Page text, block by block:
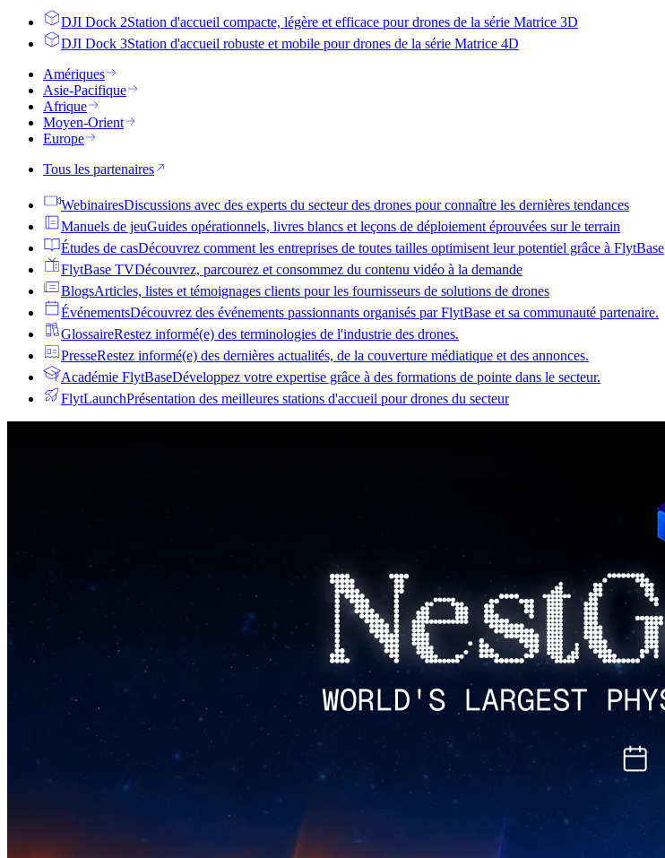
DJI Dock 2Station d'accueil compacte, légère et efficace pour drones de la série Matrice 3D
DJI Dock 3Station d'accueil robuste et mobile pour drones de la série Matrice 4D
Amériques
Asie-Pacifique
Afrique
Moyen-Orient
Europe
Tous les partenaires
WebinairesDiscussions avec des experts du secteur des drones pour connaître les dernières tendances
Manuels de jeuGuides opérationnels, livres blancs et leçons de déploiement éprouvées sur le terrain
Études de casDécouvrez comment les entreprises de toutes tailles optimisent leur potentiel grâce à FlytBase
FlytBase TVDécouvrez, parcourez et consommez du contenu vidéo à la demande
BlogsArticles, listes et témoignages clients pour les fournisseurs de solutions de drones
ÉvénementsDécouvrez des événements passionnants organisés par FlytBase et sa communauté partenaire.
GlossaireRestez informé(e) des terminologies de l'industrie des drones.
PresseRestez informé(e) des dernières actualités, de la couverture médiatique et des annonces.
Académie FlytBaseDéveloppez votre expertise grâce à des formations de pointe dans le secteur.
FlytLaunchPrésentation des meilleures stations d'accueil pour drones du secteur